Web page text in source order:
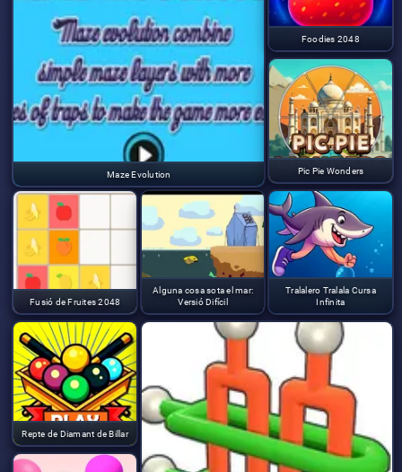
Maze Evolution
Foodies 2048
Pic Pie Wonders
Fusió de Fruites 2048
Alguna cosa sota el mar:
Versió Difícil
Tralalero Tralala Cursa
Infinita
Repte de Diamant de Billar